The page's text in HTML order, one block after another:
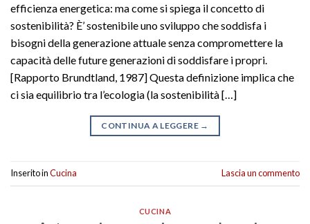
efficienza energetica: ma come si spiega il concetto di
sostenibilità? È’ sostenibile uno sviluppo che soddisfa i
bisogni della generazione attuale senza compromettere la
capacità delle future generazioni di soddisfare i propri.
[Rapporto Brundtland, 1987] Questa definizione implica che
ci sia equilibrio tra l’ecologia (la sostenibilità […]
CONTINUA A LEGGERE →
Inserito inCucina Lascia un commento
CUCINA